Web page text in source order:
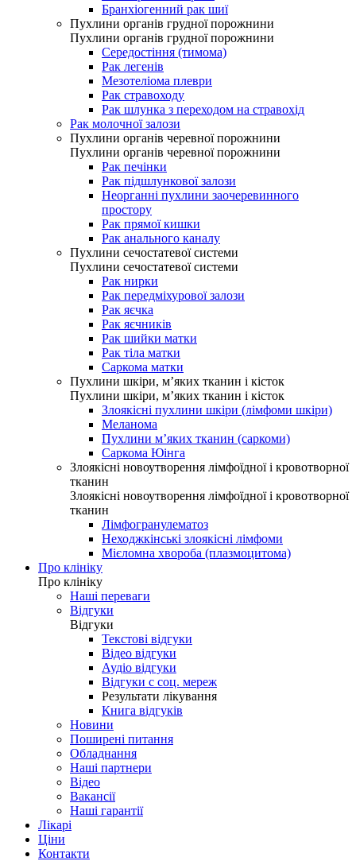
Бранхіогенний рак шиї
Пухлини органів грудної порожнини
Пухлини органів грудної порожнини
Середостіння (тимома)
Рак легенів
Мезотеліома плеври
Рак стравоходу
Рак шлунка з переходом на стравохід
Рак молочної залози
Пухлини органів черевної порожнини
Пухлини органів черевної порожнини
Рак печінки
Рак підшлункової залози
Неорганні пухлини заочеревинного
простору
Рак прямої кишки
Рак анального каналу
Пухлини сечостатевої системи
Пухлини сечостатевої системи
Рак нирки
Рак передміхурової залози
Рак яєчка
Рак яєчників
Рак шийки матки
Рак тіла матки
Саркома матки
Пухлини шкіри, м’яких тканин і кісток
Пухлини шкіри, м’яких тканин і кісток
Злоякісні пухлини шкіри (лімфоми шкіри)
Меланома
Пухлини м’яких тканин (саркоми)
Саркома Юінга
Злоякісні новоутворення лімфоїдної і кровотворної
тканин
Злоякісні новоутворення лімфоїдної і кровотворної
тканин
Лімфогранулематоз
Неходжкінські злоякісні лімфоми
Мієломна хвороба (плазмоцитома)
Про клініку
Про клініку
Наші переваги
Відгуки
Відгуки
Текстові відгуки
Відео відгуки
Аудіо відгуки
Відгуки с соц. мереж
Результати лікування
Книга відгуків
Новини
Поширені питання
Обладнання
Наші партнери
Відео
Вакансії
Наші гарантії
Лікарі
Ціни
Контакти